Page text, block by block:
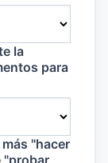
la
para
"hacer